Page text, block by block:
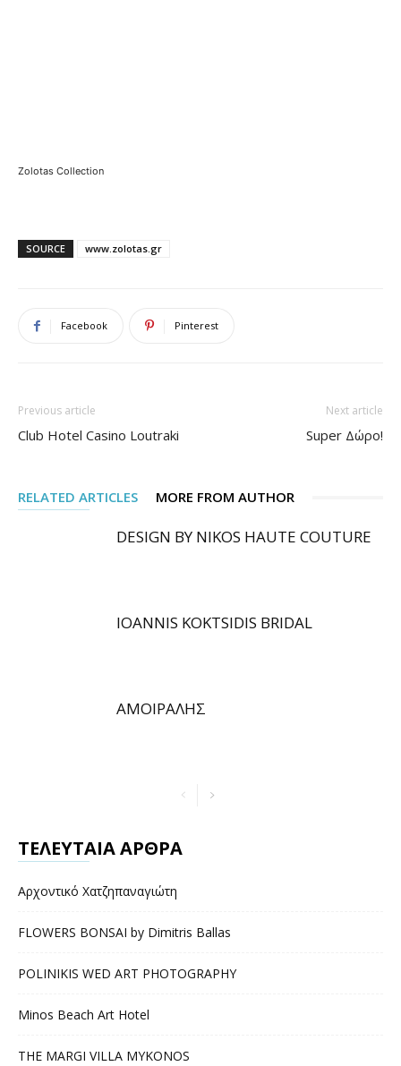
Zolotas Collection
SOURCE www.zolotas.gr
Facebook Pinterest
Previous article
Club Hotel Casino Loutraki
Next article
Super Δώρο!
RELATED ARTICLES MORE FROM AUTHOR
DESIGN BY NIKOS HAUTE COUTURE
IOANNIS KOKTSIDIS BRIDAL
ΑΜΟΙΡΑΛΗΣ
ΤΕΛΕΥΤΑΙΑ ΑΡΘΡΑ
Αρχοντικό Χατζηπαναγιώτη
FLOWERS BONSAI by Dimitris Ballas
POLINIKIS WED ART PHOTOGRAPHY
Minos Beach Art Hotel
THE MARGI VILLA MYKONOS